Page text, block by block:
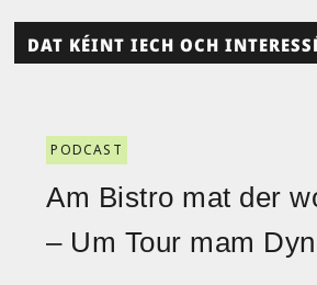
DAT KÉINT IECH OCH
PODCAST
Am Bistro mat der
– Um Tour mam